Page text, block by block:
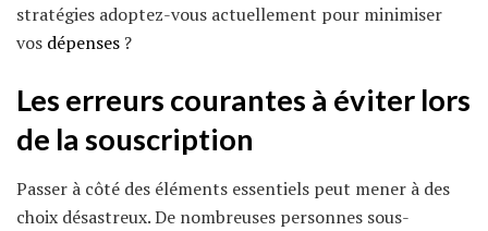
stratégies adoptez-vous actuellement pour minimiser
vos dépenses ?
Les erreurs courantes à éviter lors
de la souscription
Passer à côté des éléments essentiels peut mener à des
choix désastreux. De nombreuses personnes sous-